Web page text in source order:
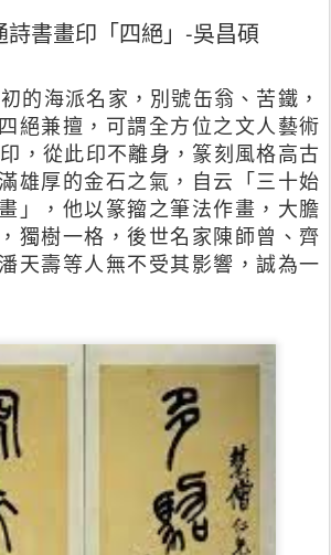
詩書畫印「四絕」-吳昌碩
的海派名家，別號缶翁、苦鐵，
絕兼擅，可謂全方位之文人藝術
，從此印不離身，篆刻風格高古
雄厚的金石之氣，自云「三十始
」，他以篆籀之筆法作畫，大膽
獨樹一格，後世名家陳師曾、齊
天壽等人無不受其影響，誠為一